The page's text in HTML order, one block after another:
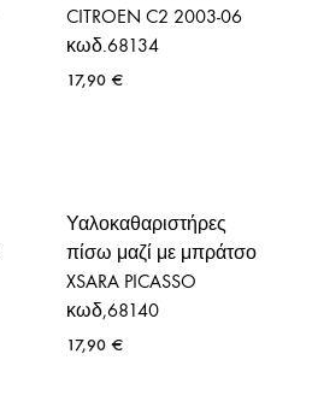
CITROEN C2 2003-06
κωδ.68134
17,90 €
Υαλοκαθαριστήρες
πίσω μαζί με μπράτσο
XSARA PICASSO
κωδ,68140
17,90 €